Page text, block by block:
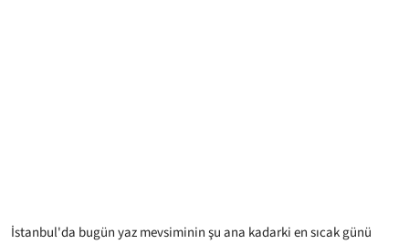
İstanbul'da bugün yaz mevsiminin şu ana kadarki en sıcak günü